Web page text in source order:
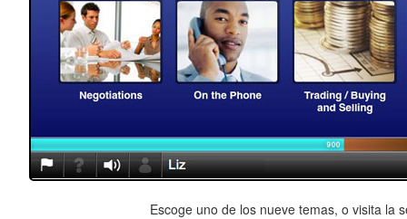
Escoge uno de los nueve temas, o visita la